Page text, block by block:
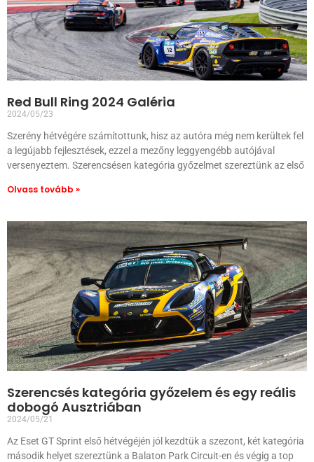
Red Bull Ring 2024 Galéria
2024/05/23
Szerény hétvégére számítottunk, hisz az autóra még nem kerültek fel
a legújabb fejlesztések, ezzel a mezőny leggyengébb autójával
versenyeztem. Szerencsésen kategória győzelmet szereztünk az első
Olvass tovább »
Szerencsés kategória győzelem és egy reális
dobogó Ausztriában
2024/05/21
Az Eset GT Sprint első hétvégéjén jól kezdtük a szezont, két kategória
második helyet szereztünk a Balaton Park Circuit-en és végig a top